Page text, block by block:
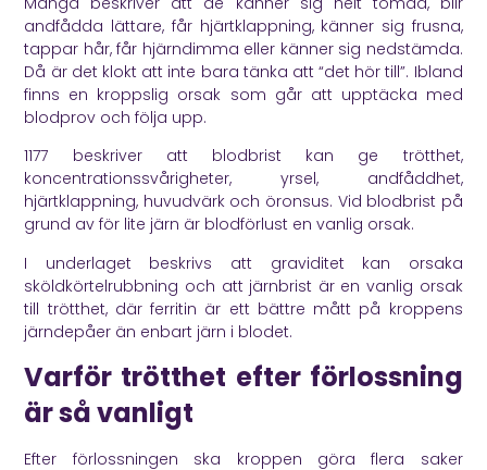
andfådda lättare, får hjärtklappning, känner sig frusna,
tappar hår, får hjärndimma eller känner sig nedstämda.
Då är det klokt att inte bara tänka att “det hör till”. Ibland
finns en kroppslig orsak som går att upptäcka med
blodprov och följa upp.
1177 beskriver att blodbrist kan ge trötthet,
koncentrationssvårigheter, yrsel, andfåddhet,
hjärtklappning, huvudvärk och öronsus. Vid blodbrist på
grund av för lite järn är blodförlust en vanlig orsak.
I underlaget beskrivs att graviditet kan orsaka
sköldkörtelrubbning och att järnbrist är en vanlig orsak
till trötthet, där ferritin är ett bättre mått på kroppens
järndepåer än enbart järn i blodet.
Varför trötthet efter förlossning
är så vanligt
Efter förlossningen ska kroppen göra flera saker